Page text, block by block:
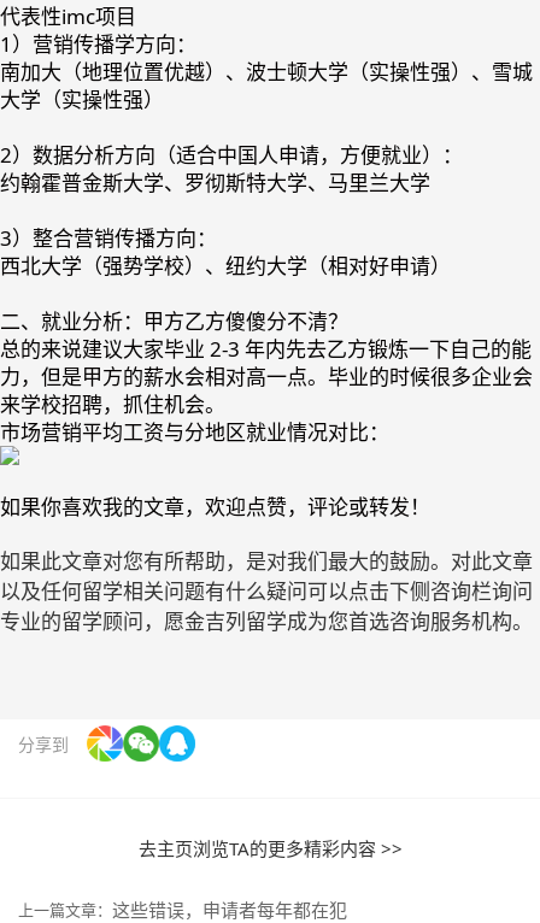
代表性imc项目
1）营销传播学方向：
南加大（地理位置优越）、波士顿大学（实操性强）、雪城
大学（实操性强）
2）数据分析方向（适合中国人申请，方便就业）：
约翰霍普金斯大学、罗彻斯特大学、马里兰大学
3）整合营销传播方向：
西北大学（强势学校）、纽约大学（相对好申请）
二、就业分析：甲方乙方傻傻分不清？
总的来说建议大家毕业 2-3 年内先去乙方锻炼一下自己的能
力，但是甲方的薪水会相对高一点。毕业的时候很多企业会
来学校招聘，抓住机会。
市场营销平均工资与分地区就业情况对比：
如果你喜欢我的文章，欢迎点赞，评论或转发！
如果此文章对您有所帮助，是对我们最大的鼓励。对此文章
以及任何留学相关问题有什么疑问可以点击下侧咨询栏询问
专业的留学顾问，愿金吉列留学成为您首选咨询服务机构。
分享到
去主页浏览TA的更多精彩内容 >>
上一篇文章： 这些错误，申请者每年都在犯